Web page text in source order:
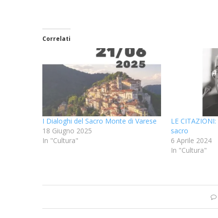
Correlati
I Dialoghi del Sacro Monte di Varese
18 Giugno 2025
In "Cultura"
LE
sacro
6 Aprile 2024
In "Cultura"